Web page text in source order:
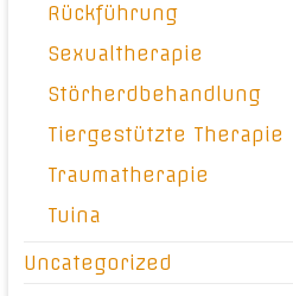
Rückführung
Sexualtherapie
Störherdbehandlung
Tiergestützte Therapie
Traumatherapie
Tuina
Uncategorized